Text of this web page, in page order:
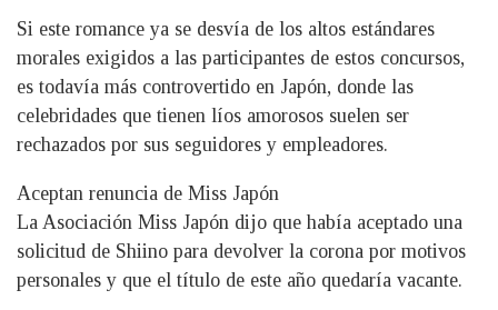
Si este romance ya se desvía de los altos estándares
morales exigidos a las participantes de estos concursos,
es todavía más controvertido en Japón, donde las
celebridades que tienen líos amorosos suelen ser
rechazados por sus seguidores y empleadores.
Aceptan renuncia de Miss Japón
La Asociación Miss Japón dijo que había aceptado una
solicitud de Shiino para devolver la corona por motivos
personales y que el título de este año quedaría vacante.